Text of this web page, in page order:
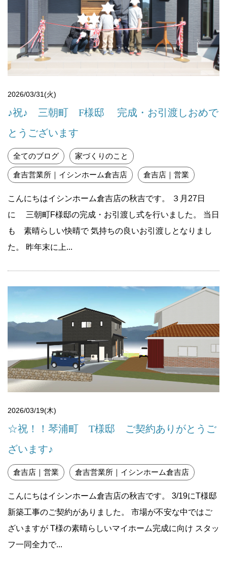
2026/03/31(火)
♪祝♪ 三朝町 F様邸 完成・お引渡しおめで
とうございます
全てのブログ 家づくりのこと
倉吉営業所｜イシンホーム倉吉店 倉吉店｜営業
こんにちはイシンホーム倉吉店の秋吉です。 ３月27日
に 三朝町F様邸の完成・お引渡し式を行いました。 当日
も 素晴らしい快晴で 気持ちの良いお引渡しとなりまし
た。 昨年末に上...
2026/03/19(木)
☆祝！！琴浦町 T様邸 ご契約ありがとうご
ざいます♪
倉吉店｜営業 倉吉営業所｜イシンホーム倉吉店
こんにちはイシンホーム倉吉店の秋吉です。 3/19にT様邸
新築工事のご契約がありました。 市場が不安な中ではご
ざいますが T様の素晴らしいマイホーム完成に向け スタッ
フ一同全力で...